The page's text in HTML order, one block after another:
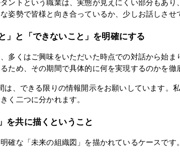
ントという職業は、実態が見えにくい部分もあ
姿勢で皆様と向き合っているか、少しお話しさせ
」と「できないこと」を明確にする
多くはご興味をいただいた時点での対話から始
ため、その期間で具体的に何を実現するのかを徹
は、できる限りの情報開示をお願いしています。
く二つに分かれます。
を共に描くということ
確な「未来の組織図」を描かれているケースで